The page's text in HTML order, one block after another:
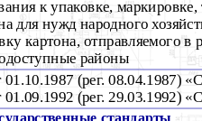
к упаковке,
для нужд народного
картона, отправляемого в
районы
(рег. 08.04.1987)
(рег. 29.03.1992)
стандарты